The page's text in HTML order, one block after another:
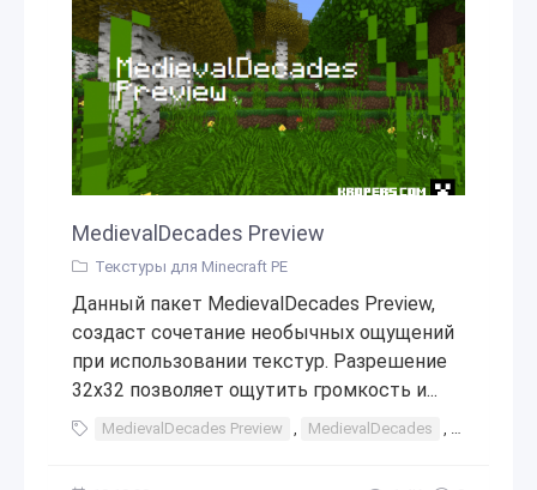
MedievalDecades Preview
Текстуры для Minecraft PE
Данный пакет MedievalDecades Preview,
создаст сочетание необычных ощущений
при использовании текстур. Разрешение
32x32 позволяет ощутить громкость и...
MedievalDecades Preview , MedievalDecades , Preview